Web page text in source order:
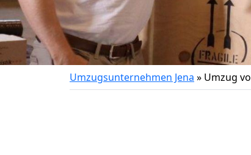
Umzugsunternehmen Jena » Umzug